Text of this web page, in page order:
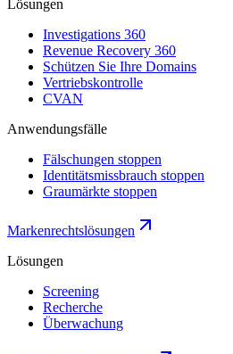
Lösungen
Investigations 360
Revenue Recovery 360
Schützen Sie Ihre Domains
Vertriebskontrolle
CVAN
Anwendungsfälle
Fälschungen stoppen
Identitätsmissbrauch stoppen
Graumärkte stoppen
Markenrechtslösungen
Lösungen
Screening
Recherche
Überwachung